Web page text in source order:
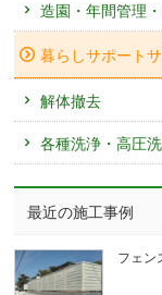
造園・年間管理
暮らしサポート
解体撤去
各種洗浄・高圧
最近の施工事例
フェン